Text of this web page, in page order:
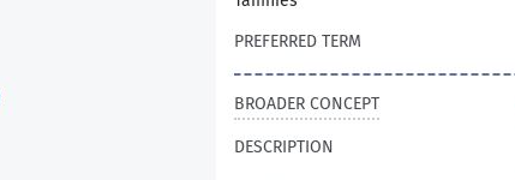
PREFERRED TERM
BROADER CONCEPT
DESCRIPTION